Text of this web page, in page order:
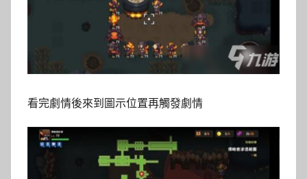
看完劇情後來到圖示位置再觸發劇情